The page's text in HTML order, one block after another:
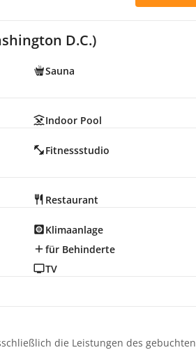
D.C.)
Sauna
Indoor Pool
Fitnessstudio
Restaurant
Klimaanlage
für Behinderte
TV
die Leistungen des gebuchten